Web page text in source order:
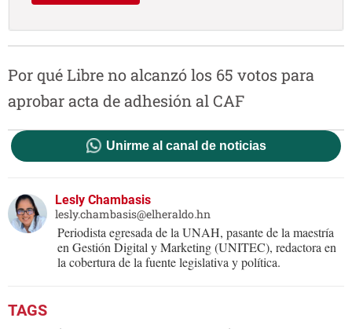
Por qué Libre no alcanzó los 65 votos para
aprobar acta de adhesión al CAF
Unirme al canal de noticias
Lesly Chambasis
lesly.chambasis@elheraldo.hn
Periodista egresada de la UNAH, pasante de la maestría
en Gestión Digital y Marketing (UNITEC), redactora en
la cobertura de la fuente legislativa y política.